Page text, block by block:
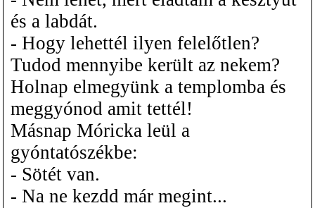
és a labdát.
- Hogy lehettél ilyen felelőtlen?
Tudod mennyibe került az nekem?
Holnap elmegyünk a templomba és
meggyónod amit tettél!
Másnap Móricka leül a
gyóntatószékbe:
- Sötét van.
- Na ne kezdd már megint...